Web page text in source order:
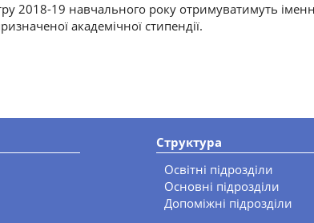
2018-19 навчального року отримуватимуть
академічної стипендії.
Структура
Освітні підрозділи
Основні підрозділи
Допоміжні підрозділи